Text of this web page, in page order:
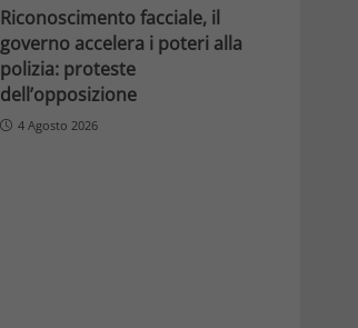
Riconoscimento facciale, il
governo accelera i poteri alla
polizia: proteste
dell’opposizione
4 Agosto 2026